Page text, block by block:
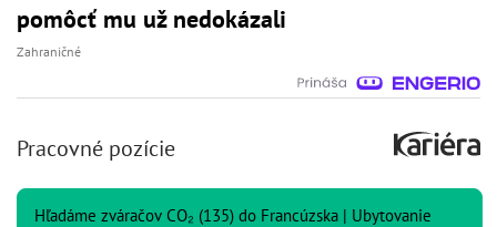
pomôcť mu už nedokázali
Zahraničné
Pracovné pozície
Hľadáme zváračov CO₂ (135) do Francúzska | Ubytovanie